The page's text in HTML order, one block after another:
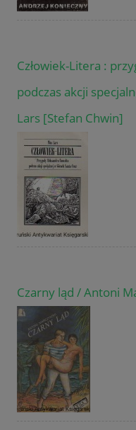
Człowiek-Litera :
podczas akcji
Lars [Stefan Chwin]
Czarny ląd / Antoni